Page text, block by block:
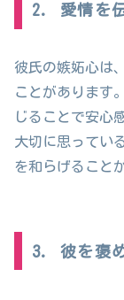
2. 愛情を
彼氏の嫉妬心は
ことがあります
じることで安心
大切に思ってい
を和らげること
3. 彼を褒